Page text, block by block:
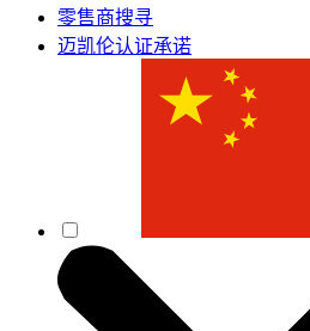
零售商搜寻
迈凯伦认证承诺